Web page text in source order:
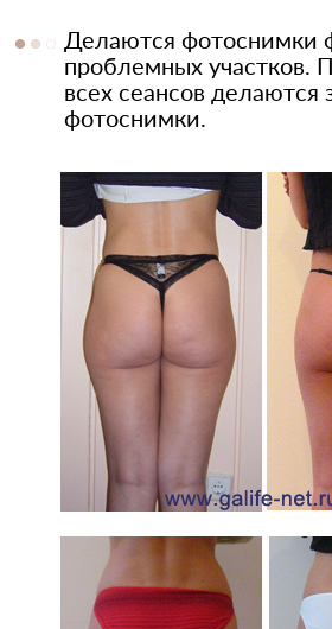
Делаются фотоснимки
проблемных участков.
всех сеансов
фотоснимки.